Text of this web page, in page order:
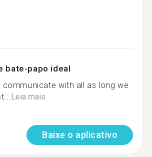
bate-papo ideal
communicate with all as long we
Leia mais
Baixe o aplicativo